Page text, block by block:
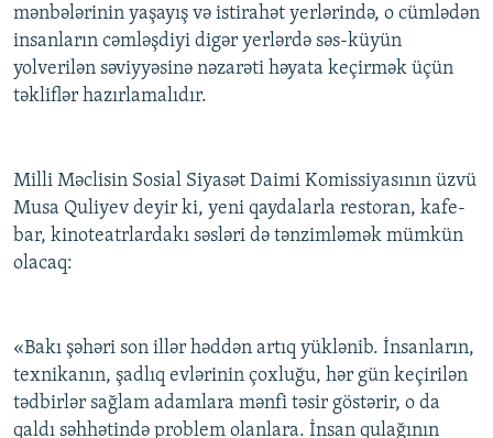
mənbələrinin yaşayış və istirahət yerlərində, o cümlədən
insanların cəmləşdiyi digər yerlərdə səs-küyün
yolverilən səviyyəsinə nəzarəti həyata keçirmək üçün
təkliflər hazırlamalıdır.
Milli Məclisin Sosial Siyasət Daimi Komissiyasının üzvü
Musa Quliyev deyir ki, yeni qaydalarla restoran, kafe-
bar, kinoteatrlardakı səsləri də tənzimləmək mümkün
olacaq:
«Bakı şəhəri son illər həddən artıq yüklənib. İnsanların,
texnikanın, şadlıq evlərinin çoxluğu, hər gün keçirilən
tədbirlər sağlam adamlara mənfi təsir göstərir, o da
qaldı səhhətində problem olanlara. İnsan qulağının